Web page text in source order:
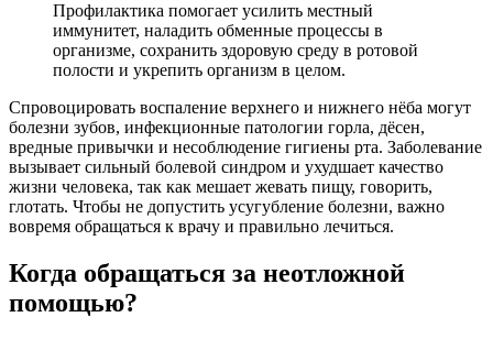
Профилактика помогает усилить местный
иммунитет, наладить обменные процессы в
организме, сохранить здоровую среду в ротовой
полости и укрепить организм в целом.
Спровоцировать воспаление верхнего и нижнего нёба могут
болезни зубов, инфекционные патологии горла, дёсен,
вредные привычки и несоблюдение гигиены рта. Заболевание
вызывает сильный болевой синдром и ухудшает качество
жизни человека, так как мешает жевать пищу, говорить,
глотать. Чтобы не допустить усугубление болезни, важно
вовремя обращаться к врачу и правильно лечиться.
Когда обращаться за неотложной
помощью?